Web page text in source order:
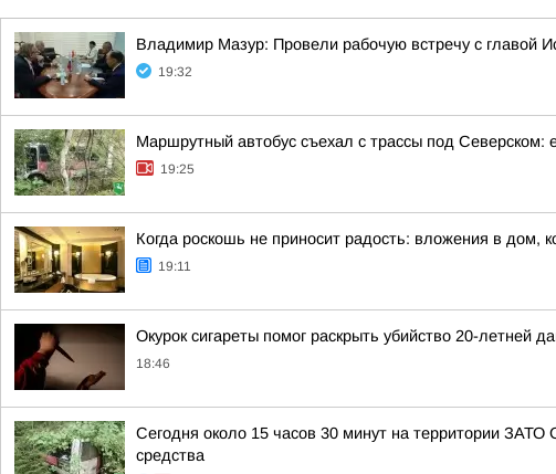
Владимир Мазур: Провели рабочую встречу с главой
19:32
Маршрутный автобус съехал с трассы под Северском:
19:25
Когда роскошь не приносит радость: вложения в дом,
19:11
Окурок сигареты помог раскрыть убийство 20-летней
18:46
Сегодня около 15 часов 30 минут на территории ЗАТО
средства